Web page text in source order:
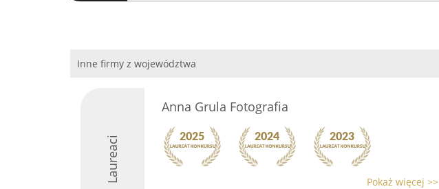
Inne firmy z województwa
Laureaci
Anna Grula Fotografia
Pokaż więcej >>